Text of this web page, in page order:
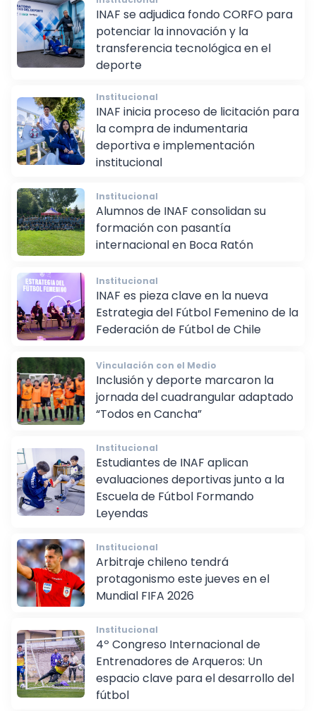
Institucional
INAF se adjudica fondo CORFO para
potenciar la innovación y la
transferencia tecnológica en el
deporte
Institucional
INAF inicia proceso de licitación para
la compra de indumentaria
deportiva e implementación
Institucional
Alumnos de INAF consolidan su
formación con pasantía
Institucional
INAF es pieza clave en la nueva
Estrategia del Fútbol Femenino de la
Vinculación con el Medio
Inclusión y deporte marcaron la
jornada del cuadrangular adaptado
Institucional
Estudiantes de INAF aplican
evaluaciones deportivas junto a la
Escuela de Fútbol Formando
Leyendas
Institucional
Arbitraje chileno tendrá
protagonismo este jueves en el
Institucional
4º Congreso Internacional de
Entrenadores de Arqueros: Un
espacio clave para el desarrollo del